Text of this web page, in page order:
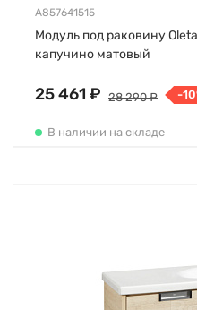
A857641515
Модуль под раковину
капучино матовый
25 461 ₽ 28 290 ₽ -
В наличии на складе